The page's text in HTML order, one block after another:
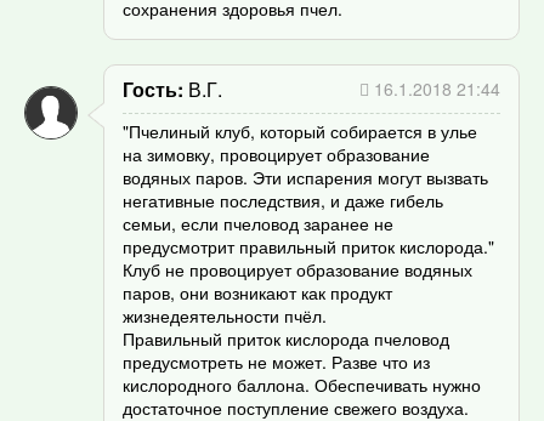
сохранения здоровья пчел.
Гость В.Г.
16.1.2018 21:44
"Пчелиный клуб, который собирается в улье
на зимовку, провоцирует образование
водяных паров. Эти испарения могут вызвать
негативные последствия, и даже гибель
семьи, если пчеловод заранее не
предусмотрит правильный приток кислорода."
Клуб не провоцирует образование водяных
паров, они возникают как продукт
жизнедеятельности пчёл.
Правильный приток кислорода пчеловод
предусмотреть не может. Разве что из
кислородного баллона. Обеспечивать нужно
достаточное поступление свежего воздуха.